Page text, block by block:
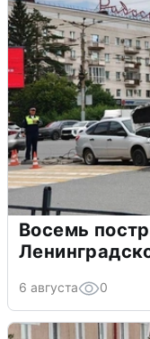
Восемь
6 августа 0